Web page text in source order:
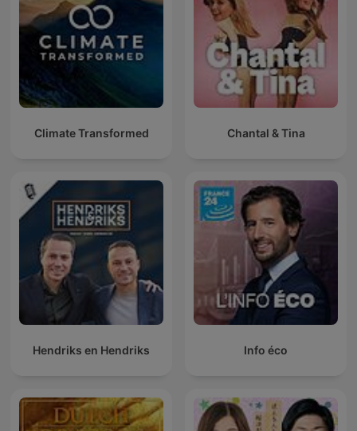
Climate Transformed Chantal & Tina
Hendriks en Hendriks Info éco